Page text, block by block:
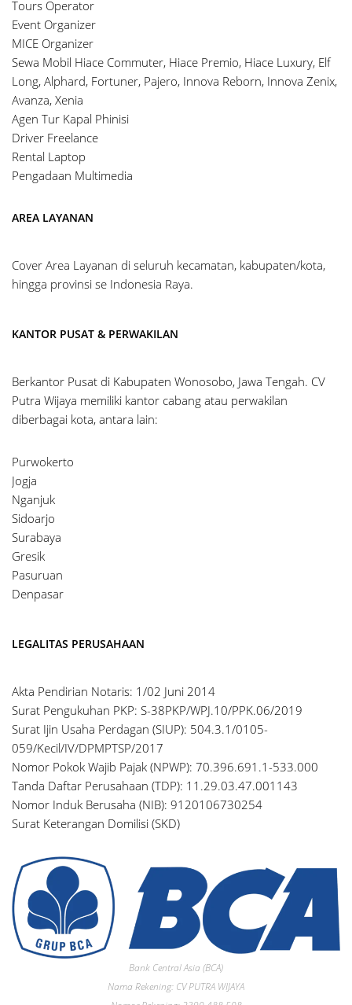
Tours Operator
Event Organizer
MICE Organizer
Sewa Mobil Hiace Commuter, Hiace Premio, Hiace Luxury, Elf
Long, Alphard, Fortuner, Pajero, Innova Reborn, Innova Zenix,
Avanza, Xenia
Agen Tur Kapal Phinisi
Driver Freelance
Rental Laptop
Pengadaan Multimedia
AREA LAYANAN
Cover Area Layanan di seluruh kecamatan, kabupaten/kota,
hingga provinsi se Indonesia Raya.
KANTOR PUSAT & PERWAKILAN
Berkantor Pusat di Kabupaten Wonosobo, Jawa Tengah. CV
Putra Wijaya memiliki kantor cabang atau perwakilan
diberbagai kota, antara lain:
Purwokerto
Jogja
Nganjuk
Sidoarjo
Surabaya
Gresik
Pasuruan
Denpasar
LEGALITAS PERUSAHAAN
Akta Pendirian Notaris: 1/02 Juni 2014
Surat Pengukuhan PKP: S-38PKP/WPJ.10/PPK.06/2019
Surat Ijin Usaha Perdagan (SIUP): 504.3.1/0105-
059/Kecil/IV/DPMPTSP/2017
Nomor Pokok Wajib Pajak (NPWP): 70.396.691.1-533.000
Tanda Daftar Perusahaan (TDP): 11.29.03.47.001143
Nomor Induk Berusaha (NIB): 9120106730254
Surat Keterangan Domilisi (SKD)
Bank Central Asia (BCA)
Nama Rekening: CV PUTRA WIJAYA